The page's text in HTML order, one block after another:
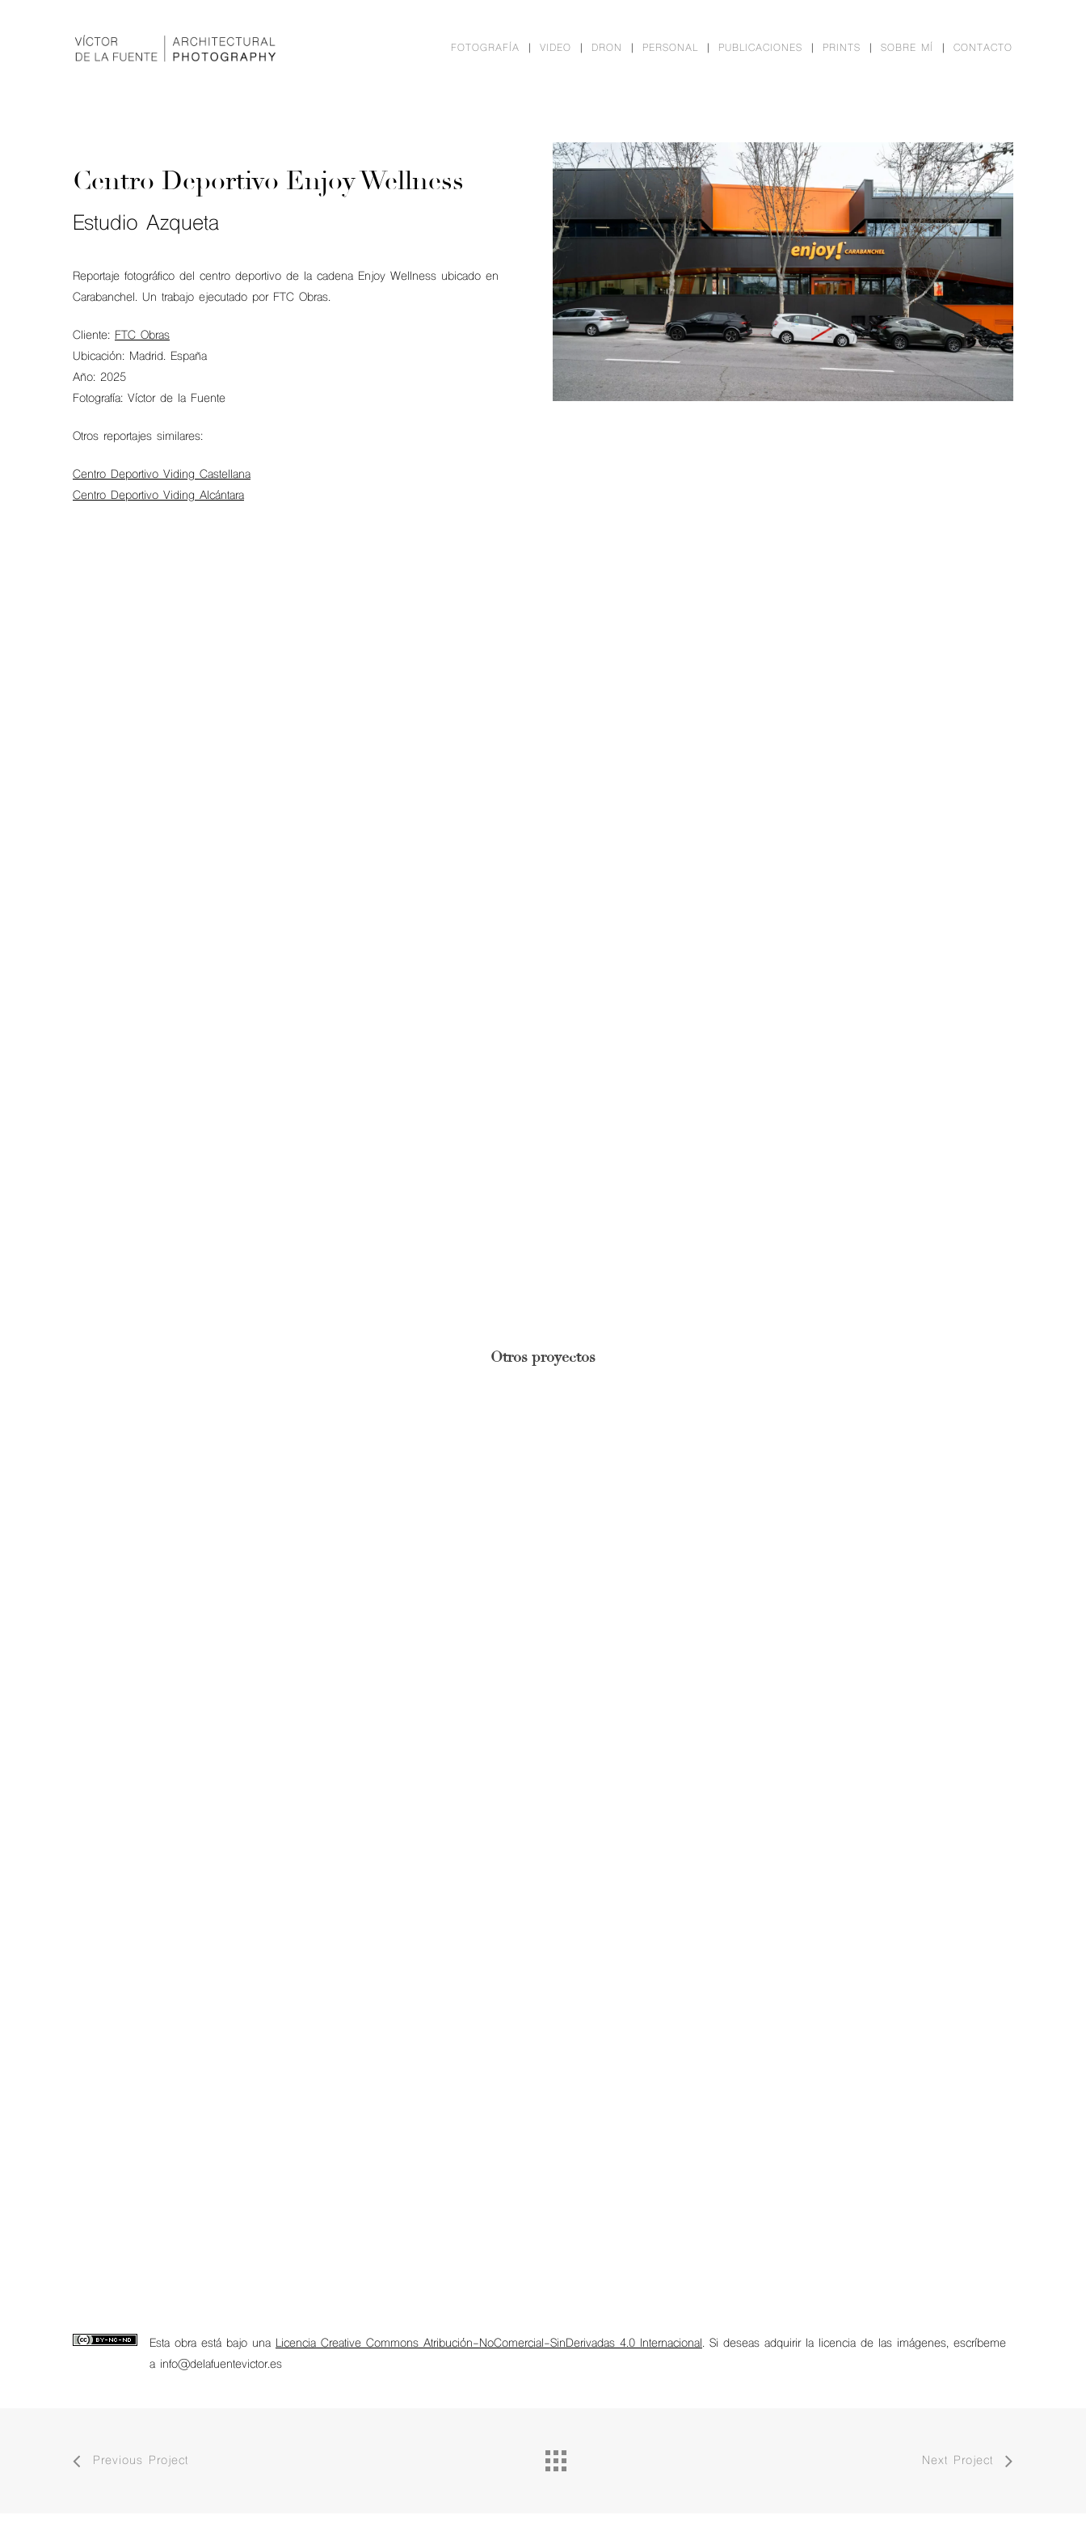
Hit enter to search or ESC to close
FOTOGRAFÍA VIDEO DRON PERSONAL PUBLICACIONES PRINTS SOBRE MÍ CONTACTO
Centro Deportivo Enjoy Wellness
Estudio Azqueta
Reportaje fotográfico del centro deportivo de la cadena Enjoy Wellness ubicado en
Carabanchel. Un trabajo ejecutado por FTC Obras.
Cliente: FTC Obras
Ubicación: Madrid. España
Año: 2025
Fotografía: Víctor de la Fuente
Otros reportajes similares:
Centro Deportivo Viding Castellana
Centro Deportivo Viding Alcántara
Otros proyectos
Esta obra está bajo una Licencia Creative Commons Atribución-NoComercial-SinDerivadas 4.0 Internacional. Si deseas adquirir la licencia de las imágenes, escríbeme
a info@delafuentevictor.es
Previous Project Next Project